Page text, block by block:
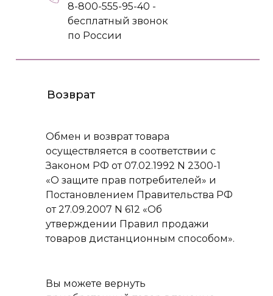
Возврат
Обмен и возврат товара
осуществляется в соответствии с
Законом РФ от 07.02.1992 N 2300-1
«О защите прав потребителей» и
Постановлением Правительства РФ
от 27.09.2007 N 612 «Об
утверждении Правил продажи
товаров дистанционным способом».
Вы можете вернуть
8-800-555-95-40 -
бесплатный звонок
по России